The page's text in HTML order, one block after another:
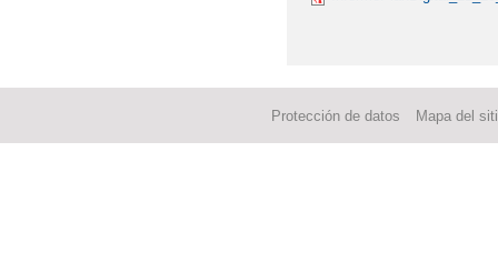
Protección de datos Mapa del